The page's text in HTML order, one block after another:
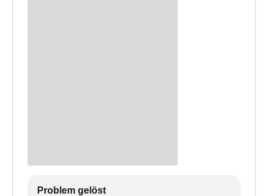
Problem gelöst